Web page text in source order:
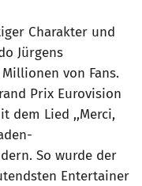
Charakter und
Jürgens
von Fans.
Prix Eurovision
dem Lied ,,Merci,
So wurde der
Entertainer